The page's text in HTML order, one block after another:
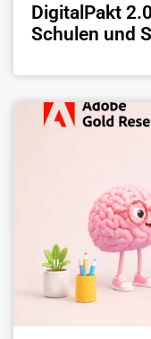
DigitalPakt
Schulen und